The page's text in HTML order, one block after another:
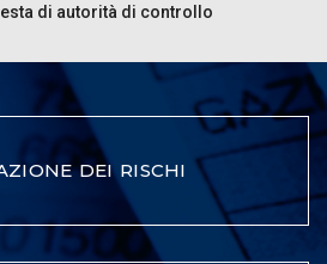
di autorità di controllo
DEI RISCHI